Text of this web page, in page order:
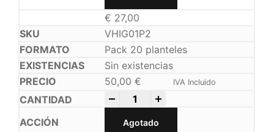
€ 27,00
VHIG01P2
Pack 20 planteles
Sin existencias
50,00€ IVA Incluido
Agotado